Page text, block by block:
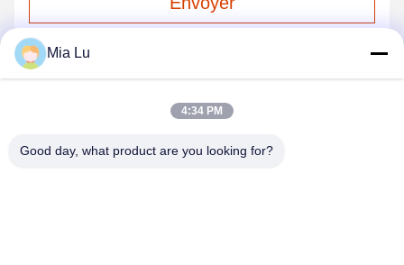
Mia Lu
4:34 PM
Good day, what product are you looking for?